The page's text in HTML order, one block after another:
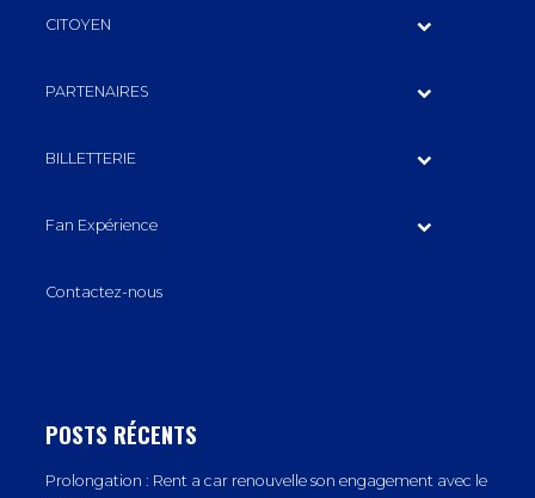
CITOYEN
PARTENAIRES
BILLETTERIE
Fan Expérience
Contactez-nous
POSTS RÉCENTS
Prolongation : Rent a car renouvelle son engagement avec le